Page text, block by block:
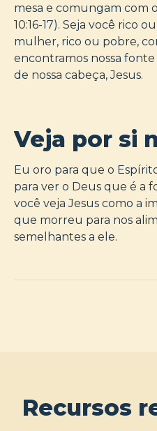
mesa e comungam com
10:16-17). Seja você rico
mulher, rico ou pobre,
encontramos nossa
de nossa cabeça, Jesus.
Veja por si
Eu oro para que o
para ver o Deus que é a
você veja Jesus como a
que morreu para nos
semelhantes a ele.
Recursos